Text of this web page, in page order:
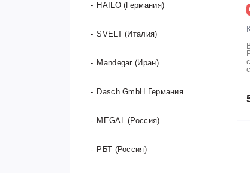
HAILO (Германия)
SVELT (Италия)
Mandegar (Иран)
Dasch GmbH Германия
MEGAL (Россия)
РБТ (Россия)